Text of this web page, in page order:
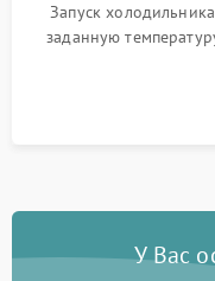
Запуск
заданную
компрессора,
срабатывания
У Вас